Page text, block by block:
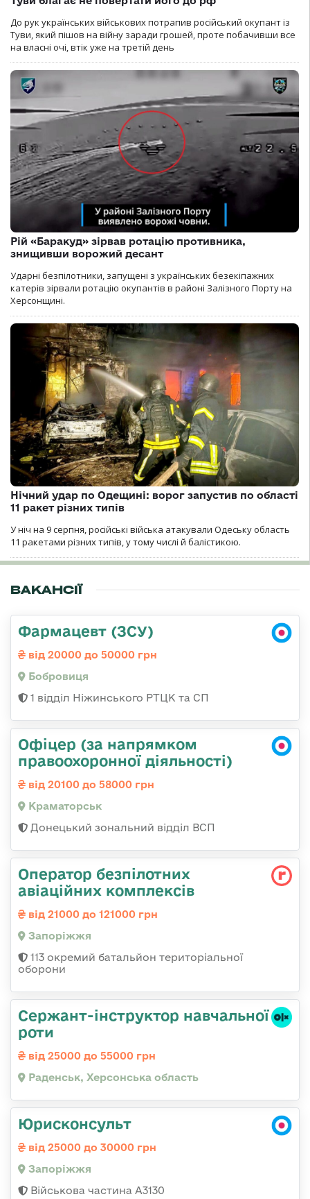
До рук українських військових потрапив російський окупант із
Туви, який пішов на війну заради грошей, проте побачивши все
на власні очі, втік уже на третій день
Рій «Баракуд» зірвав ротацію противника,
знищивши ворожий десант
Ударні безпілотники, запущені з українських безекіпажних
катерів зірвали ротацію окупантів в районі Залізного Порту на
Херсонщині.
Нічний удар по Одещині: ворог запустив по області
11 ракет різних типів
У ніч на 9 серпня, російські війська атакували Одеську область
11 ракетами різних типів, у тому числі й балістикою.
ВАКАНСІЇ
Фармацевт (ЗСУ)
від 20000 до 50000 грн
Бобровиця
1 відділ Ніжинського РТЦК та СП
Офіцер (за напрямком
правоохоронної діяльності)
від 20100 до 58000 грн
Краматорськ
Донецький зональний відділ ВСП
Оператор безпілотних
авіаційних комплексів
від 21000 до 121000 грн
Запоріжжя
113 окремий батальйон територіальної
оборони
Сержант-інструктор навчальної
роти
від 25000 до 55000 грн
Раденськ, Херсонська область
Юрисконсульт
від 25000 до 30000 грн
Запоріжжя
Військова частина А3130